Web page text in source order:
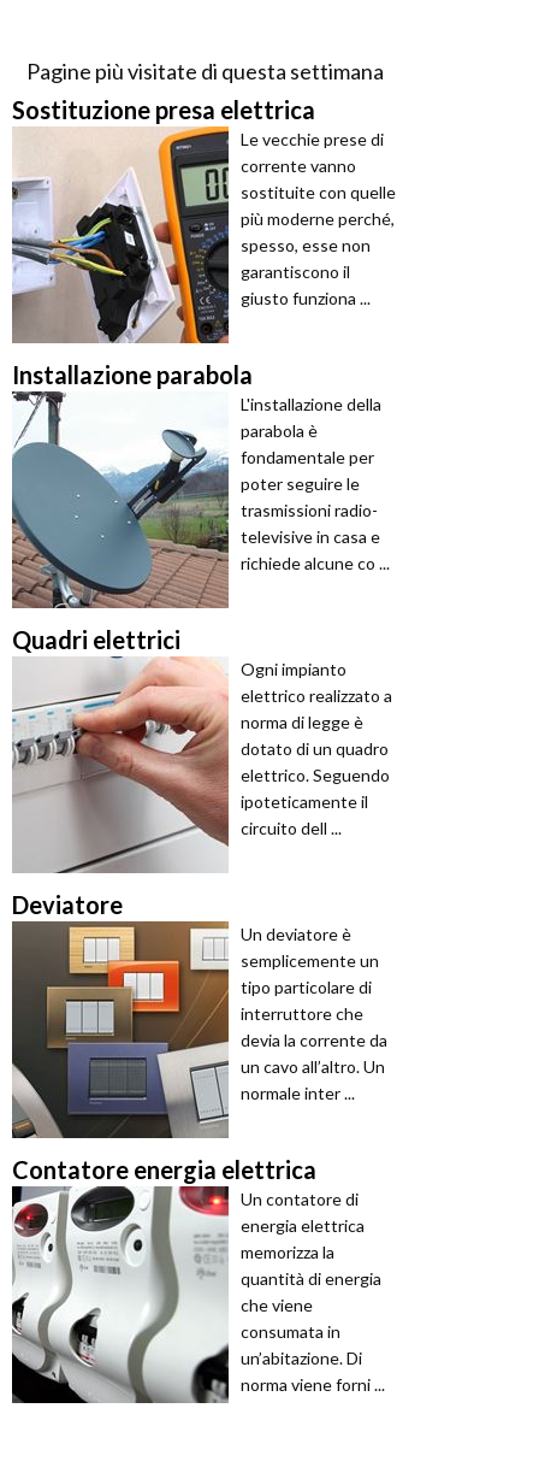
Pagine più visitate di questa settimana
Sostituzione presa elettrica
Le vecchie prese di
corrente vanno
sostituite con quelle
più moderne perché,
spesso, esse non
garantiscono il
giusto funziona ...
Installazione parabola
L'installazione della
parabola è
fondamentale per
poter seguire le
trasmissioni radio-
televisive in casa e
richiede alcune co ...
Quadri elettrici
Ogni impianto
elettrico realizzato a
norma di legge è
dotato di un quadro
elettrico. Seguendo
ipoteticamente il
circuito dell ...
Deviatore
Un deviatore è
semplicemente un
tipo particolare di
interruttore che
devia la corrente da
un cavo all’altro. Un
normale inter ...
Contatore energia elettrica
Un contatore di
energia elettrica
memorizza la
quantità di energia
che viene
consumata in
un’abitazione. Di
norma viene forni ...